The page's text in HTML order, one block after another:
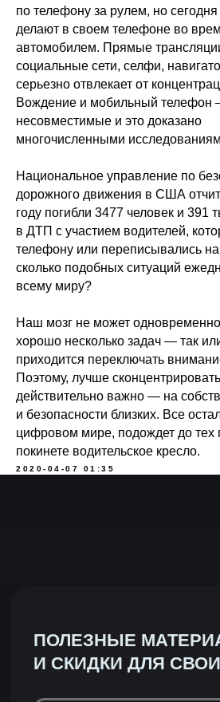
по телефону за рулем, но
делают в своем телефоне во
автомобилем. Прямые
социальные сети, селфи,
серьезно отвлекает от
Вождение и мобильный телефон
несовместимые и это доказано
многочисленными
Национальное управление по
дорожного движения в США
году погибли 3477 человек и 391
в ДТП с участием водителей,
телефону или переписывались
сколько подобных ситуаций
всему миру?
Наш мозг не может
хорошо несколько задач — так
приходится переключать
Поэтому, лучше
действительно важно — на
и безопасности близких. Все
цифровом мире, подождет до тех
покинете водительское кресло.
2020-04-07 01:35
ПОЛЕЗНЫЕ МАТЕРИАЛЫ
И СКИДКИ ДЛЯ СВОИХ
Подписаться
Нажимая на кнопку «Подписаться», вы даете
согласие на обработку персональных данных в
соответствии сПолитикой конфиденциальности
Чехлы